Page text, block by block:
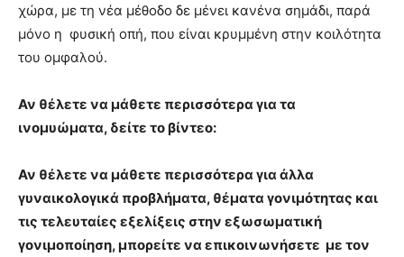
χώρα, µε τη νέα µέθοδο δε μένει κανένα σημάδι, παρά
μόνο η φυσική οπή, που είναι κρυμμένη στην κοιλότητα
του οµφαλού.
Αν θέλετε να μάθετε περισσότερα για τα
ινομυώματα, δείτε το βίντεο:
Αν θέλετε να μάθετε περισσότερα για άλλα
γυναικολογικά προβλήματα, θέματα γονιμότητας και
τις τελευταίες εξελίξεις στην εξωσωματική
γονιμοποίηση, μπορείτε να επικοινωνήσετε με τον